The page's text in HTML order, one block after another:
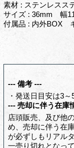
素材 : ステンレスス
サイズ : 36mm 幅
付属品 : 内外
--- 備考 ---
・発送日目安は3～
--- 売却に伴う在庫
店頭販売、及び他
め、売却に伴う在
が必ずしもリアル
一売り切れとなっ